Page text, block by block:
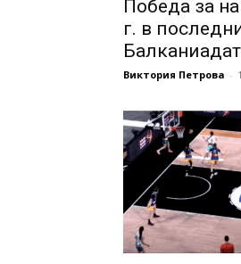
Победа за
г. в
Виктория Петрова -